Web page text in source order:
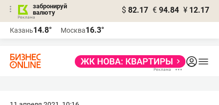
забронируй
валюту
$ 82.17 € 94.84 ¥ 12.17
Казань14.8° Москва16.3°